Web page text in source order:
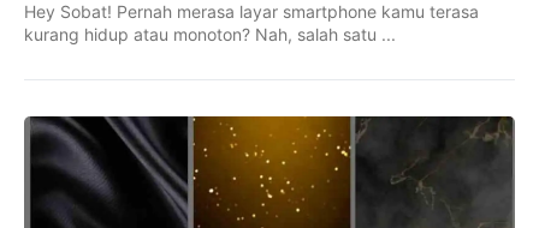
Hey Sobat! Pernah merasa layar smartphone kamu terasa
kurang hidup atau monoton? Nah, salah satu ...